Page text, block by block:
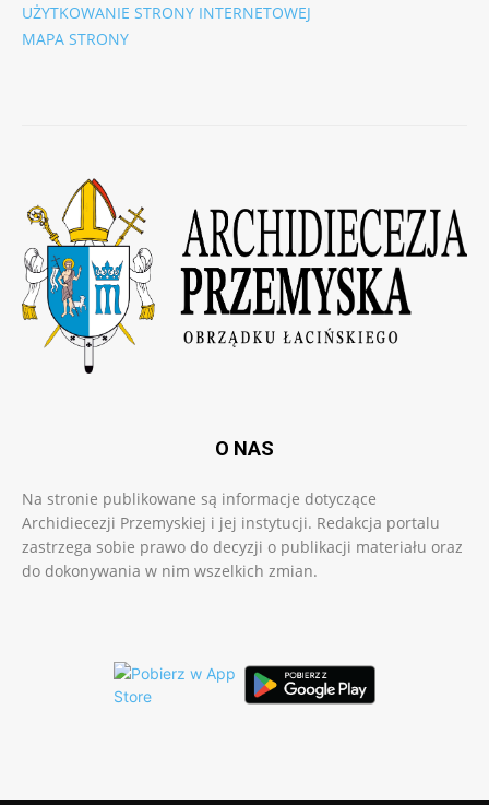
UŻYTKOWANIE STRONY INTERNETOWEJ
MAPA STRONY
O NAS
Na stronie publikowane są informacje dotyczące
Archidiecezji Przemyskiej i jej instytucji. Redakcja portalu
zastrzega sobie prawo do decyzji o publikacji materiału oraz
do dokonywania w nim wszelkich zmian.